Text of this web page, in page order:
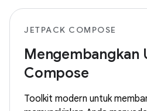
JETPACK COMPOSE
Mengembangkan
Compose
Toolkit modern untuk